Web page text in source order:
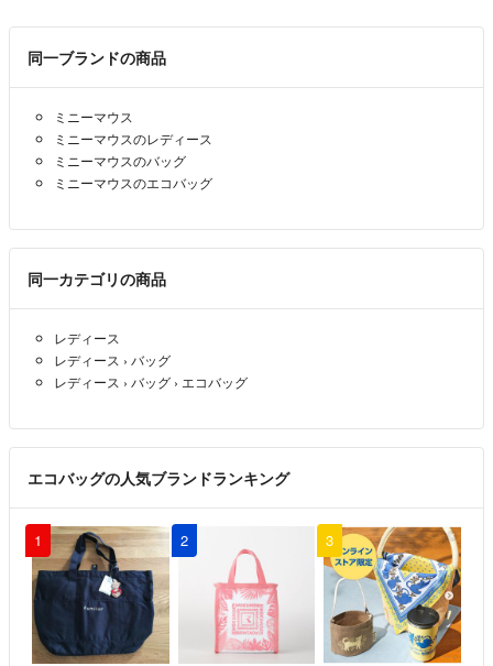
DAISO
スタンダードプロダクツ
くしゅっとコンパクトエコバッグ
カラフルエコバッグ
軽量エコバッグ
男女兼用
エコバッグ
ショッピングバッグ
マイバッグ
オリジナルエコバッグ
折りたたみバッグ
サブバック
保冷バッグ 大きめ
ピクニック 運動会 買い物 ショッピング
旅行 公園
か在庫確認します。
タイミングにより、売り切れている商品の場合は返信せず削除します。
ださい。
おまとめにより送料が高くなってしまう場合は、おまとめ割引不可です
(>_<)
◎取置き不可。
◎ペット喫煙者無し。
◎評価0の方は特にお支払いされない方が多いため購入申請されても承
認いたしません。強いご希望の方は購入意思のメッセージをください。
◎連絡なしに期限内に購入されなかった方は迷惑行為とみなし、ブロッ
たしません。
◎普通郵便について土日祝は配達ありません。
また追跡番号もありません。（一般常識ですが、たまに質問される方が
いらっしゃるので案内いたします）
◎まれに長期自宅留守にすることがあり、発送期間はあえて長めにして
同一ブランドの商品
ミニーマウス
ミニーマウスのレディース
ミニーマウスのバッグ
ミニーマウスのエコバッグ
同一カテゴリの商品
レディース
レディース › バッグ
レディース › バッグ › エコバッグ
エコバッグの人気ブランドランキング
1 2 3